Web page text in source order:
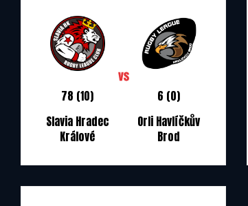
78 (10)
Slavia Hradec
Králové
6 (0)
Orli Havlíčkův
Brod